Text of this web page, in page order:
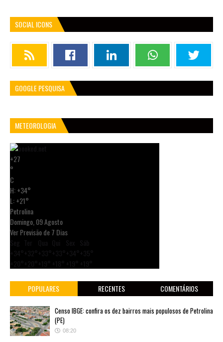
SOCIAL ICONS
GOOGLE PESQUISA
METEOROLOGIA
+27
°
C
H:+34°
L:+21°
Petrolina
Domingo, 09 Agosto
Ver Previsão de 7 Dias
POPULARES RECENTES COMENTÁRIOS
Censo IBGE: confira os dez bairros mais populosos de Petrolina
(PE)
08:20